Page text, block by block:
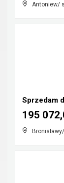
Antoniew/
Sprzedam
195